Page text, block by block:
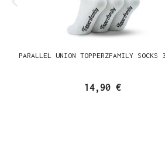
PARALLEL UNION TOPPERZFAMILY SOCKS
14,90 €